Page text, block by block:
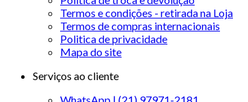
Termos e condições - retirada na Loja
Termos de compras internacionais
Politica de privacidade
Mapa do site
Serviços ao cliente